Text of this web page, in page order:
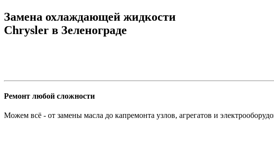
Замена охлаждающей жидкости
Chrysler в Зеленограде
Ремонт любой сложности
Можем всё - от замены масла до капремонта узлов, агрегатов и